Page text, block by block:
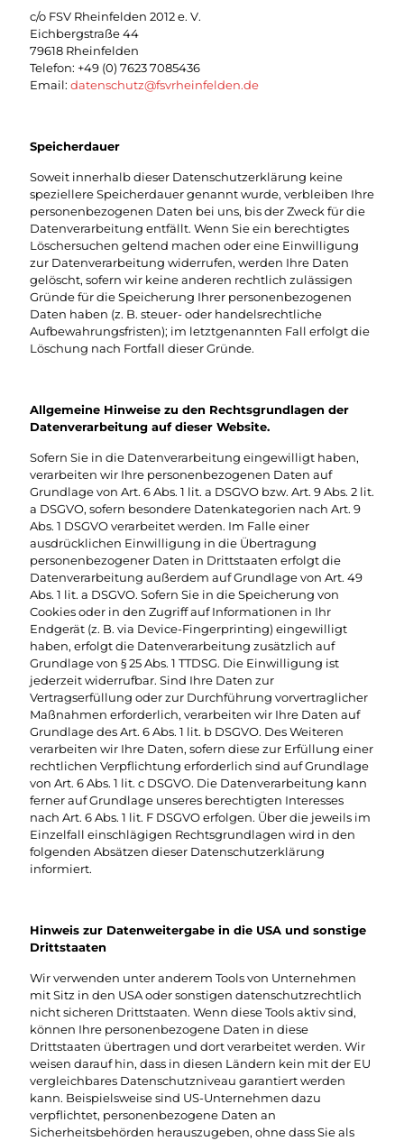
c/o FSV Rheinfelden 2012 e. V.
Eichbergstraße 44
79618 Rheinfelden
Telefon: +49 (0) 7623 7085436
Email: datenschutz@fsvrheinfelden.de
Speicherdauer
Soweit innerhalb dieser Datenschutzerklärung keine
speziellere Speicherdauer genannt wurde, verbleiben Ihre
personenbezogenen Daten bei uns, bis der Zweck für die
Datenverarbeitung entfällt. Wenn Sie ein berechtigtes
Löschersuchen geltend machen oder eine Einwilligung
zur Datenverarbeitung widerrufen, werden Ihre Daten
gelöscht, sofern wir keine anderen rechtlich zulässigen
Gründe für die Speicherung Ihrer personenbezogenen
Daten haben (z. B. steuer- oder handelsrechtliche
Aufbewahrungsfristen); im letztgenannten Fall erfolgt die
Löschung nach Fortfall dieser Gründe.
Allgemeine Hinweise zu den Rechtsgrundlagen der
Datenverarbeitung auf dieser Website.
Sofern Sie in die Datenverarbeitung eingewilligt haben,
verarbeiten wir Ihre personenbezogenen Daten auf
Grundlage von Art. 6 Abs. 1 lit. a DSGVO bzw. Art. 9 Abs. 2 lit.
a DSGVO, sofern besondere Datenkategorien nach Art. 9
Abs. 1 DSGVO verarbeitet werden. Im Falle einer
ausdrücklichen Einwilligung in die Übertragung
personenbezogener Daten in Drittstaaten erfolgt die
Datenverarbeitung außerdem auf Grundlage von Art. 49
Abs. 1 lit. a DSGVO. Sofern Sie in die Speicherung von
Cookies oder in den Zugriff auf Informationen in Ihr
Endgerät (z. B. via Device-Fingerprinting) eingewilligt
haben, erfolgt die Datenverarbeitung zusätzlich auf
Grundlage von § 25 Abs. 1 TTDSG. Die Einwilligung ist
jederzeit widerrufbar. Sind Ihre Daten zur
Vertragserfüllung oder zur Durchführung vorvertraglicher
Maßnahmen erforderlich, verarbeiten wir Ihre Daten auf
Grundlage des Art. 6 Abs. 1 lit. b DSGVO. Des Weiteren
verarbeiten wir Ihre Daten, sofern diese zur Erfüllung einer
rechtlichen Verpflichtung erforderlich sind auf Grundlage
von Art. 6 Abs. 1 lit. c DSGVO. Die Datenverarbeitung kann
ferner auf Grundlage unseres berechtigten Interesses
nach Art. 6 Abs. 1 lit. F DSGVO erfolgen. Über die jeweils im
Einzelfall einschlägigen Rechtsgrundlagen wird in den
folgenden Absätzen dieser Datenschutzerklärung
informiert.
Hinweis zur Datenweitergabe in die USA und sonstige
Drittstaaten
Wir verwenden unter anderem Tools von Unternehmen
mit Sitz in den USA oder sonstigen datenschutzrechtlich
nicht sicheren Drittstaaten. Wenn diese Tools aktiv sind,
können Ihre personenbezogene Daten in diese
Drittstaaten übertragen und dort verarbeitet werden. Wir
weisen darauf hin, dass in diesen Ländern kein mit der EU
vergleichbares Datenschutzniveau garantiert werden
kann. Beispielsweise sind US-Unternehmen dazu
verpflichtet, personenbezogene Daten an
Sicherheitsbehörden herauszugeben, ohne dass Sie als